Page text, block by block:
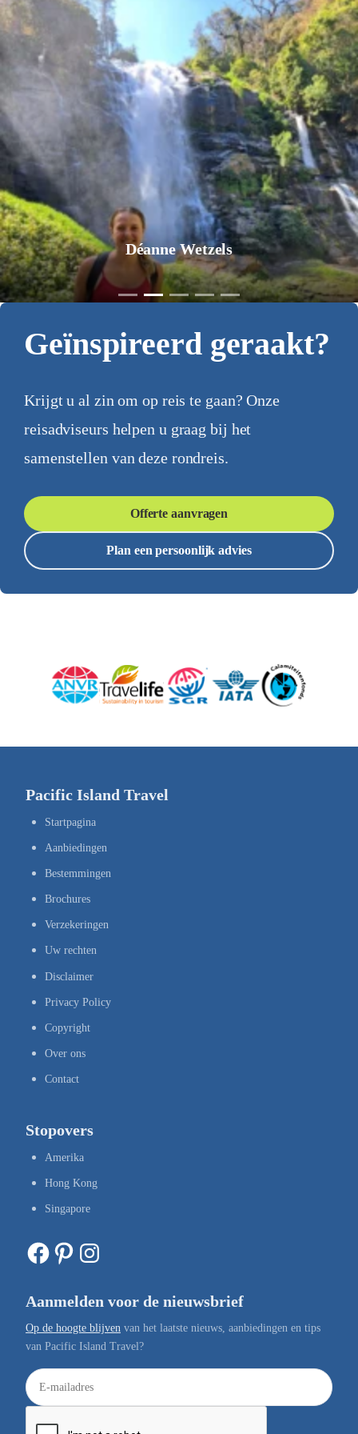
Déanne Wetzels
Geïnspireerd geraakt?
Krijgt u al zin om op reis te gaan? Onze
reisadviseurs helpen u graag bij het
samenstellen van deze rondreis.
Offerte aanvragen
Plan een persoonlijk advies
Pacific Island Travel
Startpagina
Aanbiedingen
Bestemmingen
Brochures
Verzekeringen
Uw rechten
Disclaimer
Privacy Policy
Copyright
Over ons
Contact
Stopovers
Amerika
Hong Kong
Singapore
Facebook Pinterest Instagram
Aanmelden voor de nieuwsbrief
Op de hoogte blijven van het laatste nieuws, aanbiedingen en tips
van Pacific Island Travel?
E
-